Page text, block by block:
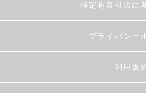
特定商取引法に
プライバシー
利用規